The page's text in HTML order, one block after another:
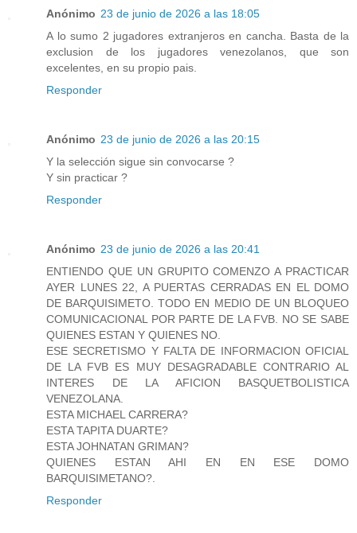
Anónimo 23 de junio de 2026 a las 18:05
A lo sumo 2 jugadores extranjeros en cancha. Basta de la
exclusion de los jugadores venezolanos, que son
excelentes, en su propio pais.
Responder
Anónimo 23 de junio de 2026 a las 20:15
Y la selección sigue sin convocarse ?
Y sin practicar ?
Responder
Anónimo 23 de junio de 2026 a las 20:41
ENTIENDO QUE UN GRUPITO COMENZO A PRACTICAR
AYER LUNES 22, A PUERTAS CERRADAS EN EL DOMO
DE BARQUISIMETO. TODO EN MEDIO DE UN BLOQUEO
COMUNICACIONAL POR PARTE DE LA FVB. NO SE SABE
QUIENES ESTAN Y QUIENES NO.
ESE SECRETISMO Y FALTA DE INFORMACION OFICIAL
DE LA FVB ES MUY DESAGRADABLE CONTRARIO AL
INTERES DE LA AFICION BASQUETBOLISTICA
VENEZOLANA.
ESTA MICHAEL CARRERA?
ESTA TAPITA DUARTE?
ESTA JOHNATAN GRIMAN?
QUIENES ESTAN AHI EN EN ESE DOMO
BARQUISIMETANO?.
Responder